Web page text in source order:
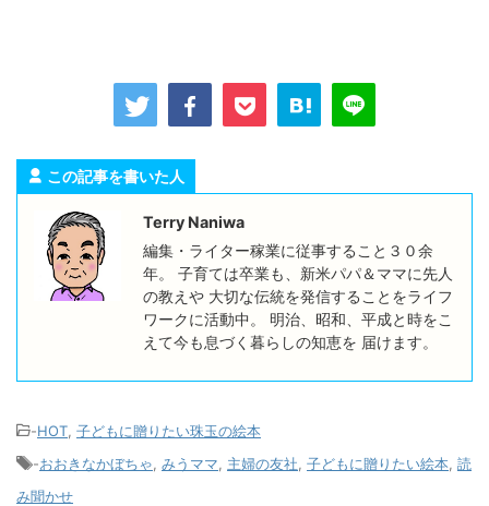
この記事を書いた人
Terry Naniwa
編集・ライター稼業に従事すること３０余
年。 子育ては卒業も、新米パパ＆ママに先人
の教えや 大切な伝統を発信することをライフ
ワークに活動中。 明治、昭和、平成と時をこ
えて今も息づく暮らしの知恵を 届けます。
-HOT 子どもに贈りたい珠玉の絵本
-おおきなかぼちゃ みうママ 主婦の友社 子どもに贈りたい絵本 読
み聞かせ